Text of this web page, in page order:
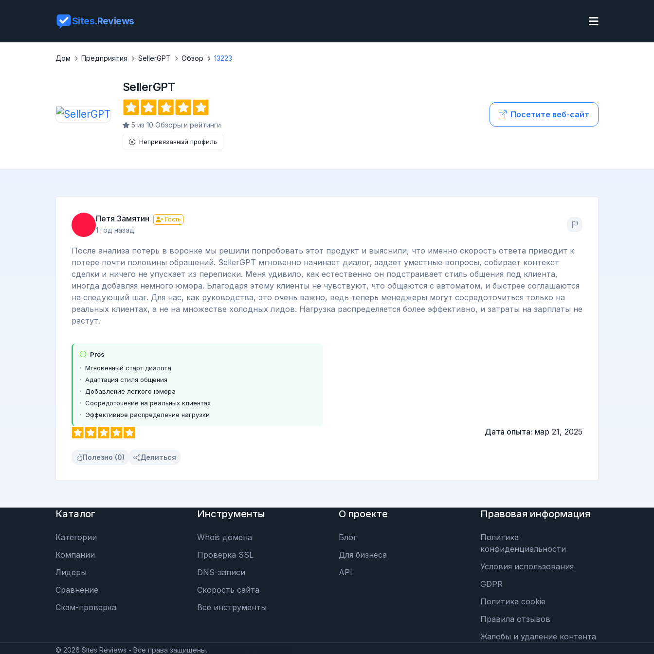
Sites.Reviews
Дом Предприятия SellerGPT Обзор 13223
SellerGPT
5 из 10 Обзоры и рейтинги
Непривязанный профиль
Посетите веб-сайт
Петя Замятин Гость
1 год назад
После анализа потерь в воронке мы решили попробовать этот продукт и выяснили, что именно скорость ответа приводит к
потере почти половины обращений. SellerGPT мгновенно начинает диалог, задает уместные вопросы, собирает контекст
сделки и ничего не упускает из переписки. Меня удивило, как естественно он подстраивает стиль общения под клиента,
иногда добавляя немного юмора. Благодаря этому клиенты не чувствуют, что общаются с автоматом, и быстрее соглашаются
на следующий шаг. Для нас, как руководства, это очень важно, ведь теперь менеджеры могут сосредоточиться только на
реальных клиентах, а не на множестве холодных лидов. Нагрузка распределяется более эффективно, и затраты на зарплаты не
растут.
Pros
Мгновенный старт диалога
Адаптация стиля общения
Добавление легкого юмора
Сосредоточение на реальных клиентах
Эффективное распределение нагрузки
Дата опыта: мар 21, 2025
Полезно (0) Делиться
Каталог
Категории
Компании
Лидеры
Сравнение
Скам-проверка
Инструменты
Whois домена
Проверка SSL
DNS-записи
Скорость сайта
Все инструменты
О проекте
Блог
Для бизнеса
API
Правовая информация
Политика
конфиденциальности
Условия использования
GDPR
Политика cookie
Правила отзывов
Жалобы и удаление контента
© 2026 Sites Reviews - Все права защищены.